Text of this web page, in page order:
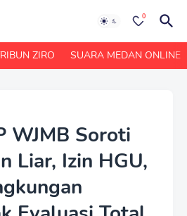
0
ZIRO SUARA MEDAN ONLINE
WJMB Soroti
Liar, Izin HGU,